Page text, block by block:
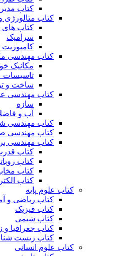
کتاب
کتاب متالورژی
کتاب
سرامیک
کتاب مهندسی
مکانیک
تاسیسات
ساخت و
کتاب مهندسی
سازه
آب و
کتاب مهندسی
کتاب مهندسی
کتاب مهندسی
کتاب
کتاب
کتاب
کتاب
کتاب علوم پایه
کتاب ریاضی و
کتاب فیزیک
کتاب شیمی
کتاب جغرافیا
کتاب زیست
کتاب علوم انسانی